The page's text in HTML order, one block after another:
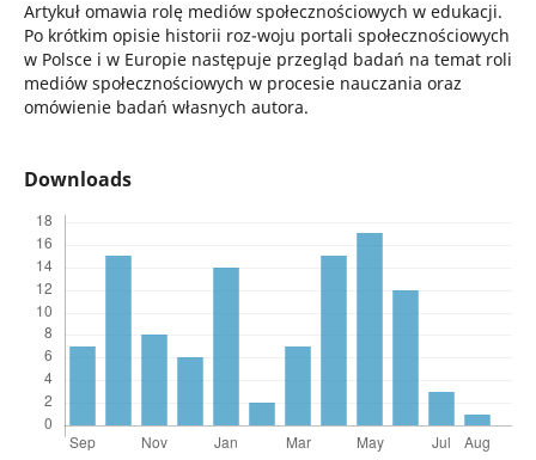
Artykuł omawia rolę mediów społecznościowych w edukacji.
Po krótkim opisie historii roz-woju portali społecznościowych
w Polsce i w Europie następuje przegląd badań na temat roli
mediów społecznościowych w procesie nauczania oraz
omówienie badań własnych autora.
Downloads